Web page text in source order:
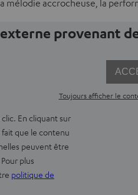
mélodie accrocheuse, la
provenant
Toujours afficher le
En cliquant sur
que le contenu
peuvent être
plus
politique de